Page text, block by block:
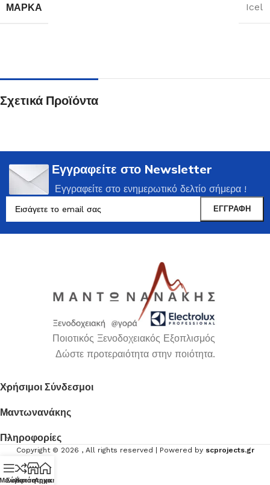
ΜΆΡΚΑ Icel
Σχετικά Προϊόντα
Εγγραφείτε στο Newsletter
Εγγραφείτε στο ενημερωτικό δελτίο σήμερα !
Ποιοτικός Ξενοδοχειακός Εξοπλισμός
Δώστε προτεραιότητα στην ποιότητα.
Χρήσιμοι Σύνδεσμοι
Μαντωνανάκης
Πληροφορίες
Copyright © 2026 , All rights reserved | Powered by scprojects.gr
Σύγκριση
Κατάστημα
Αρχική